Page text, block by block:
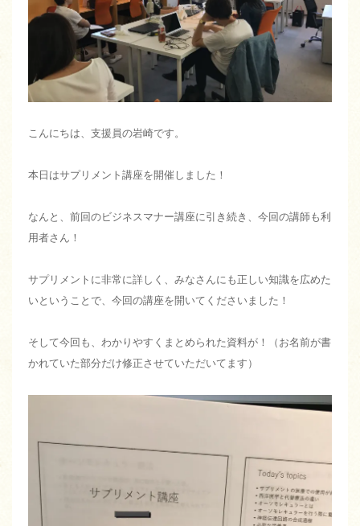
こんにちは、支援員の岩崎です。
本日はサプリメント講座を開催しました！
なんと、前回のビジネスマナー講座に引き続き、今回の講師も利
用者さん！
サプリメントに非常に詳しく、みなさんにも正しい知識を広めた
いということで、今回の講座を開いてくださいました！
そして今回も、わかりやすくまとめられた資料が！（お名前が書
かれていた部分だけ修正させていただいてます）